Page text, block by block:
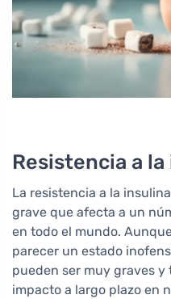
Resistencia a
La resistencia a la
grave que afecta a un
en todo el mundo.
parecer un estado
pueden ser muy graves
impacto a largo plazo en